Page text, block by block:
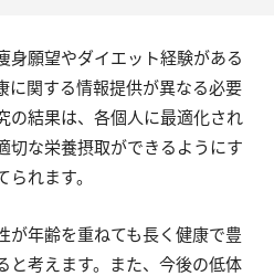
身願望やダイエット経験がある
に関する情報提供が異なる必要
の結果は、各個人に最適化され
切な栄養摂取ができるようにす
れます。
が年齢を重ねても長く健康で豊
と考えます。また、今後の低体